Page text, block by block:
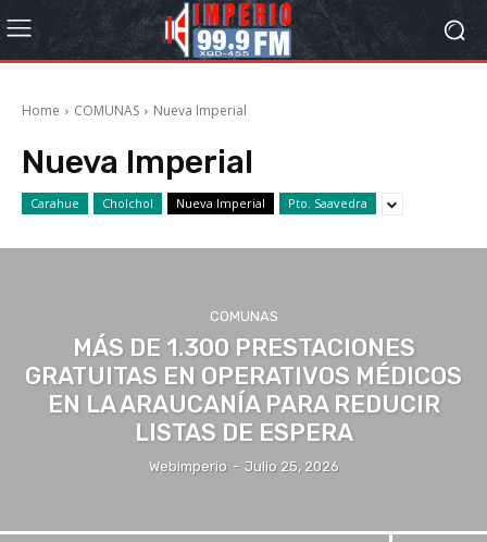
Home COMUNAS Nueva Imperial
Nueva Imperial
Carahue Cholchol Nueva Imperial Pto. Saavedra
COMUNAS
MÁS DE 1.300 PRESTACIONES
GRATUITAS EN OPERATIVOS MÉDICOS
EN LA ARAUCANÍA PARA REDUCIR
LISTAS DE ESPERA
Webimperio - Julio 25, 2026